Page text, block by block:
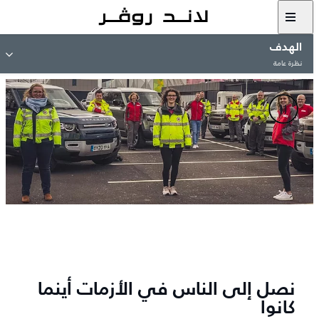
الهدف​
نظرة عامة
نصل إلى الناس في الأزمات أينما
كانوا